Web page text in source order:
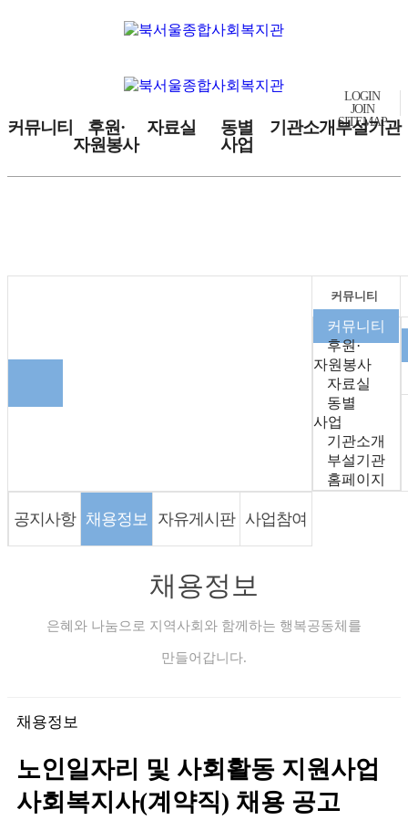
LOGIN
JOIN
SITEMAP
커뮤니티
후원·
자원봉사
자료실
동별
사업
기관소개부설기관
커뮤니티
커뮤니티
후원·
자원봉사
자료실
동별
사업
기관소개
부설기관
홈페이지
공지사항 채용정보 자유게시판 사업참여
채용정보
은혜와 나눔으로 지역사회와 함께하는 행복공동체를
만들어갑니다.
채용정보
노인일자리 및 사회활동 지원사업
사회복지사(계약직) 채용 공고